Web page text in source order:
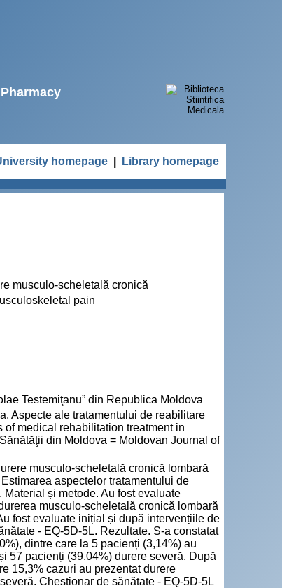
homepage Library homepage
musculo-scheletală cronică
pain
Testemiţanu” din Republica Moldova
Aspecte ale tratamentului de reabilitare
medical rehabilitation treatment in
din Moldova = Moldovan Journal of
musculo-scheletală cronică lombară
aspectelor tratamentului de
și metode. Au fost evaluate
musculo-scheletală cronică lombară
fost evaluate inițial și după intervențiile de
- EQ-5D-5L. Rezultate. S-a constatat
dintre care la 5 pacienți (3,14%) au
57 pacienți (39,04%) durere severă. După
15,3% cazuri au prezentat durere
Chestionar de sănătate - EQ-5D-5L